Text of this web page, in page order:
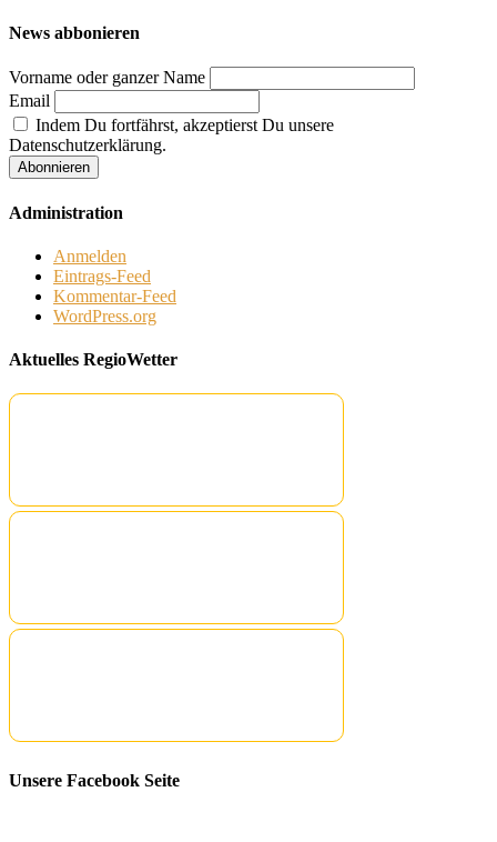
News abbonieren
Vorname oder ganzer Name
Email
Indem Du fortfährst, akzeptierst Du unsere
Datenschutzerklärung.
Administration
Anmelden
Eintrags-Feed
Kommentar-Feed
WordPress.org
Aktuelles RegioWetter
Unsere Facebook Seite